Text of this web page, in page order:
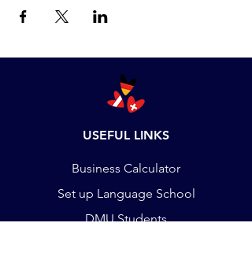
USEFUL LINKS
Business Calculator
Set up Language School
DMU Students